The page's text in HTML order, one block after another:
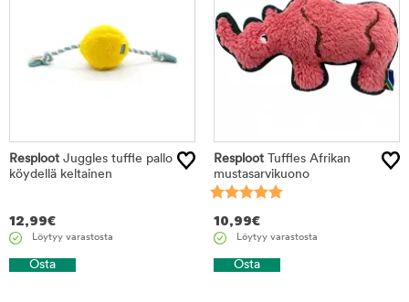
Resploot Juggles tuffle pallo
köydellä keltainen
12,99€
Löytyy varastosta
Osta
Resploot Tuffles Afrikan
mustasarvikuono
10,99€
Löytyy varastosta
Osta